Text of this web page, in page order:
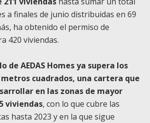
a finales de junio distribuidas en 69
ha obtenido el permiso de
420 viviendas.
de AEDAS Homes ya supera los
cuadrados, una cartera que
en las zonas de mayor
viviendas, con lo que cubre las
hasta 2023 y en la que sigue